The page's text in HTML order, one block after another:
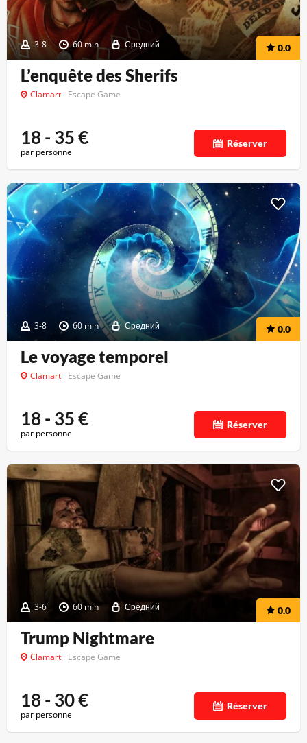
3-8 60 min Средний 0.0
L’enquête des Sherifs
Clamart Escape Game
18 - 35€
par personne
Réserver
3-8 60 min Средний 0.0
Le voyage temporel
Clamart Escape Game
18 - 35€
par personne
Réserver
3-6 60 min Средний 0.0
Trump Nightmare
Clamart Escape Game
18 - 30€
par personne
Réserver